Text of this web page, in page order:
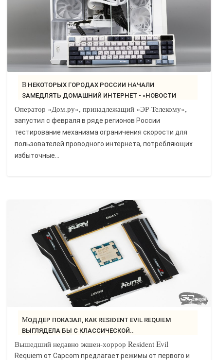
В НЕКОТОРЫХ ГОРОДАХ РОССИИ НАЧАЛИ
ЗАМЕДЛЯТЬ ДОМАШНИЙ ИНТЕРНЕТ - «НОВОСТИ
Оператор «Дом.ру», принадлежащий «ЭР-Телекому»,
запустил с февраля в ряде регионов России
тестирование механизма ограничения скорости для
пользователей проводного интернета, потребляющих
избыточные...
МОДДЕР ПОКАЗАЛ, КАК RESIDENT EVIL REQUIEM
ВЫГЛЯДЕЛА БЫ С КЛАССИЧЕСКОЙ..
Вышедший недавно экшен-хоррор Resident Evil
Requiem от Capcom предлагает режимы от первого и